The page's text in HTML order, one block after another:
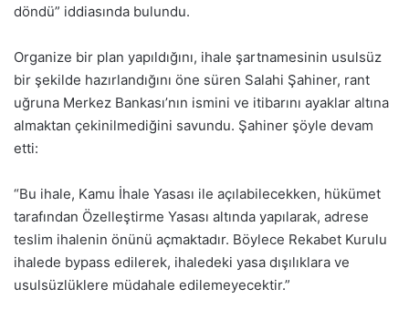
döndü” iddiasında bulundu.
Organize bir plan yapıldığını, ihale şartnamesinin usulsüz
bir şekilde hazırlandığını öne süren Salahi Şahiner, rant
uğruna Merkez Bankası’nın ismini ve itibarını ayaklar altına
almaktan çekinilmediğini savundu. Şahiner şöyle devam
etti:
“Bu ihale, Kamu İhale Yasası ile açılabilecekken, hükümet
tarafından Özelleştirme Yasası altında yapılarak, adrese
teslim ihalenin önünü açmaktadır. Böylece Rekabet Kurulu
ihalede bypass edilerek, ihaledeki yasa dışılıklara ve
usulsüzlüklere müdahale edilemeyecektir.”